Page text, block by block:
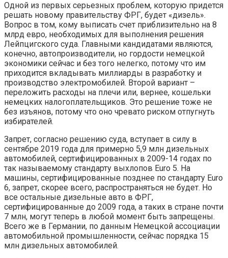
Одной из первых серьезных проблем, которую придется
решать новому правительству ФРГ, будет «дизель».
Вопрос в том, кому выписать счет приблизительно на 8
млрд евро, необходимых для выполнения решения
Лейпцигского суда. Главными кандидатами являются,
конечно, автопроизводители, но гордости немецкой
экономики сейчас и без того нелегко, потому что им
приходится вкладывать миллиарды в разработку и
производство электромобилей. Второй вариант –
переложить расходы на плечи или, вернее, кошельки
немецких налогоплательщиков. Это решение тоже не
без изъянов, потому что оно чревато риском отпугнуть
избирателей.
Запрет, согласно решению суда, вступает в силу в
сентябре 2019 года для примерно 5,9 млн дизельных
автомобилей, сертифицированных в 2009-14 годах по
так называемому стандарту выхлопов Euro 5. На
машины, сертифицированные позднее по стандарту Euro
6, запрет, скорее всего, распространяться не будет. Но
все остальные дизельные авто в ФРГ,
сертифицированные до 2009 года, а таких в стране почти
7 млн, могут теперь в любой момент быть запрещены.
Всего же в Германии, по данным Немецкой ассоциации
автомобильной промышленности, сейчас порядка 15
млн дизельных автомобилей.